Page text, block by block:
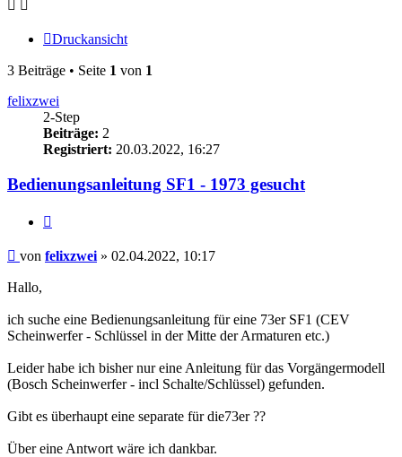
Druckansicht
3 Beiträge • Seite 1 von 1
felixzwei
2-Step
Beiträge: 2
Registriert: 20.03.2022, 16:27
Bedienungsanleitung SF1 - 1973 gesucht
Beitrag
von felixzwei » 02.04.2022, 10:17
Hallo,
ich suche eine Bedienungsanleitung für eine 73er SF1 (CEV
Scheinwerfer - Schlüssel in der Mitte der Armaturen etc.)
Leider habe ich bisher nur eine Anleitung für das Vorgängermodell
(Bosch Scheinwerfer - incl Schalte/Schlüssel) gefunden.
Gibt es überhaupt eine separate für die73er ??
Über eine Antwort wäre ich dankbar.